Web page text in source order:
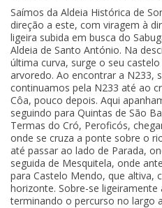
Saímos da Aldeia Histórica de
direção a este, com viragem à
ligeira subida em busca do
Aldeia de Santo António. Na
última curva, surge o seu
arvoredo. Ao encontrar a N233,
continuamos pela N233 até ao
Côa, pouco depois. Aqui
seguindo para Quintas de São
Termas do Cró, Peroficós,
onde se cruza a ponte sobre o
até passar ao lado de Parada,
seguida de Mesquitela, onde
para Castelo Mendo, que altiva,
horizonte. Sobre-se ligeiramente
terminando o percurso no largo